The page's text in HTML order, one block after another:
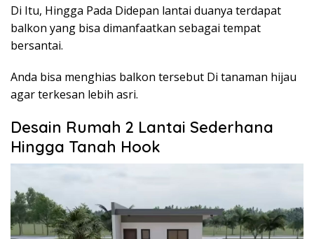
Di Itu, Hingga Pada Didepan lantai duanya terdapat
balkon yang bisa dimanfaatkan sebagai tempat
bersantai.
Anda bisa menghias balkon tersebut Di tanaman hijau
agar terkesan lebih asri.
Desain Rumah 2 Lantai Sederhana
Hingga Tanah Hook